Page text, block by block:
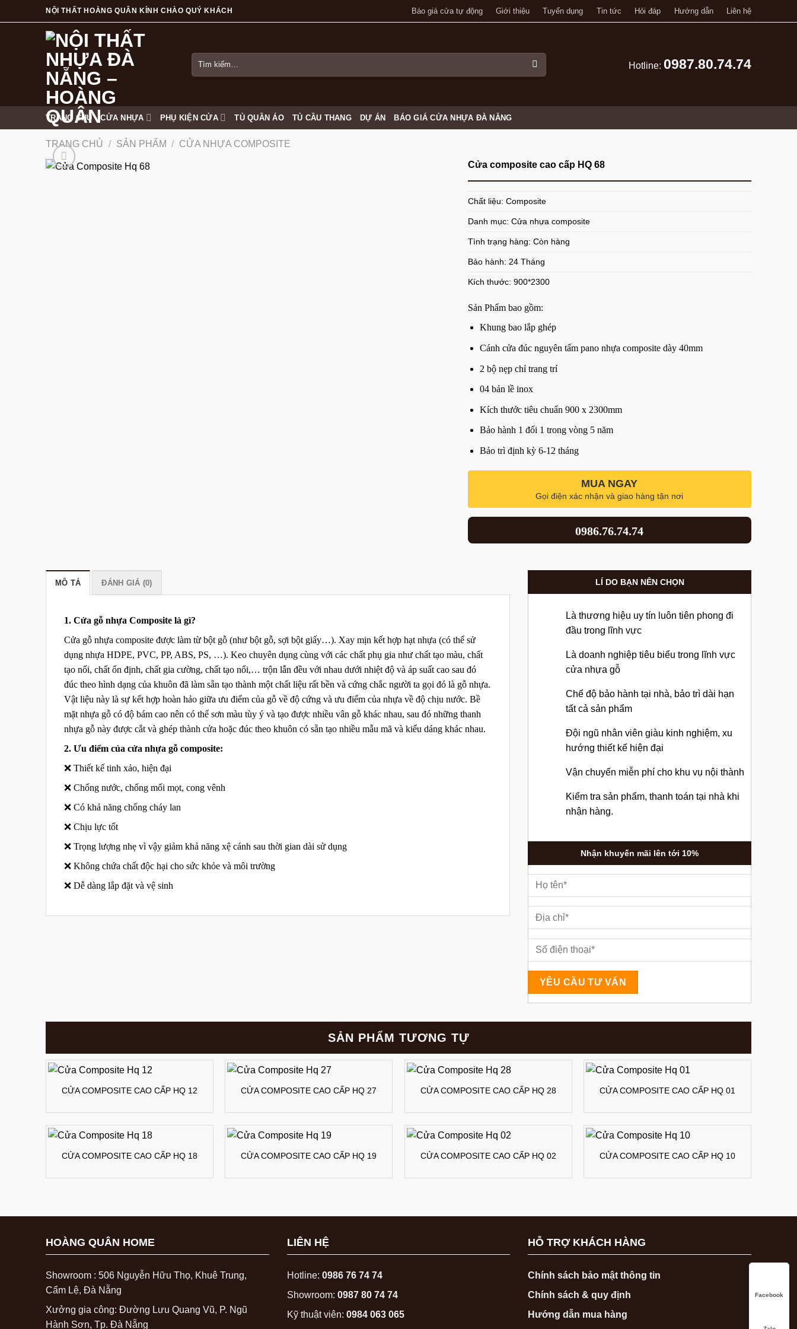
to
NỘI THẤT HOÀNG QUÂN KÍNH CHÀO QUÝ KHÁCH Báo giá cửa tự động Giới thiệu Tuyển dụng Tin tức Hỏi đáp Hướng dẫn Liên hệ
Tìm
kiếm:
Hotline: 0987.80.74.74
TRANG CHỦ CỬA NHỰA PHỤ KIỆN CỬA TỦ QUẦN ÁO TỦ CẦU THANG DỰ ÁN BÁO GIÁ CỬA NHỰA ĐÀ NẴNG
TRANG CHỦ / SẢN PHẨM / CỬA NHỰA COMPOSITE
Cửa composite cao cấp HQ 68
Chất liệu: Composite
Danh mục: Cửa nhựa composite
Tình trạng hàng: Còn hàng
Bảo hành: 24 Tháng
Kích thước: 900*2300
Sản Phẩm bao gồm:
Khung bao lắp ghép
Cánh cửa đúc nguyên tấm pano nhựa composite dày 40mm
2 bộ nẹp chỉ trang trí
04 bản lề inox
Kích thước tiêu chuẩn 900 x 2300mm
Bảo hành 1 đổi 1 trong vòng 5 năm
Bảo trì định kỳ 6-12 tháng
MUA NGAY
Gọi điện xác nhận và giao hàng tận nơi
0986.76.74.74
MÔ TẢ ĐÁNH GIÁ (0)
1. Cửa gỗ nhựa Composite là gì?
Cửa gỗ nhựa composite được làm từ bột gỗ (như bột gỗ, sợi bột giấy…). Xay mịn kết hợp hạt nhựa (có thể sử
dụng nhựa HDPE, PVC, PP, ABS, PS, …). Keo chuyên dụng cùng với các chất phụ gia như chất tạo màu, chất
tạo nối, chất ổn định, chất gia cường, chất tạo nổi,… trộn lẫn đều với nhau dưới nhiệt độ và áp suất cao sau đó
đúc theo hình dạng của khuôn đã làm sẵn tạo thành một chất liệu rất bền và cứng chắc người ta gọi đó là gỗ nhựa.
Vật liệu này là sự kết hợp hoàn hảo giữa ưu điểm của gỗ về độ cứng và ưu điểm của nhựa về độ chịu nước. Bề
mặt nhựa gỗ có độ bám cao nên có thể sơn màu tùy ý và tạo được nhiều vân gỗ khác nhau, sau đó những thanh
nhựa gỗ này được cắt và ghép thành cửa hoặc đúc theo khuôn có sẵn tạo nhiều mẫu mã và kiểu dáng khác nhau.
2. Ưu điểm của cửa nhựa gỗ composite:
❌ Thiết kế tinh xảo, hiện đại
❌ Chống nước, chống mối mọt, cong vênh
❌ Có khả năng chống cháy lan
❌ Chịu lực tốt
❌ Trọng lượng nhẹ vì vậy giảm khả năng xệ cánh sau thời gian dài sử dụng
❌ Không chứa chất độc hại cho sức khỏe và môi trường
❌ Dễ dàng lắp đặt và vệ sinh
LÍ DO BẠN NÊN CHỌN
Là thương hiệu uy tín luôn tiên phong đi
đầu trong lĩnh vực
Là doanh nghiệp tiêu biểu trong lĩnh vực
cửa nhựa gỗ
Chế độ bảo hành tại nhà, bảo trì dài hạn
tất cả sản phẩm
Đội ngũ nhân viên giàu kinh nghiệm, xu
hướng thiết kế hiện đại
Vận chuyển miễn phí cho khu vụ nội thành
Kiểm tra sản phẩm, thanh toán tại nhà khi
nhận hàng.
Nhận khuyến mãi lên tới 10%
SẢN PHẨM TƯƠNG TỰ
CỬA COMPOSITE CAO CẤP HQ 12 CỬA COMPOSITE CAO CẤP HQ 27 CỬA COMPOSITE CAO CẤP HQ 28 CỬA COMPOSITE CAO CẤP HQ 01
CỬA COMPOSITE CAO CẤP HQ 18 CỬA COMPOSITE CAO CẤP HQ 19 CỬA COMPOSITE CAO CẤP HQ 02 CỬA COMPOSITE CAO CẤP HQ 10
HOÀNG QUÂN HOME
Showroom : 506 Nguyễn Hữu Thọ, Khuê Trung,
Cẩm Lệ, Đà Nẵng
Xưởng gia công: Đường Lưu Quang Vũ, P. Ngũ
Hành Sơn, Tp. Đà Nẵng
LIÊN HỆ
Hotline: 0986 76 74 74
Showroom: 0987 80 74 74
Kỹ thuật viên: 0984 063 065
HỖ TRỢ KHÁCH HÀNG
Chính sách bảo mật thông tin
Chính sách & quy định
Hướng dẫn mua hàng
Facebook